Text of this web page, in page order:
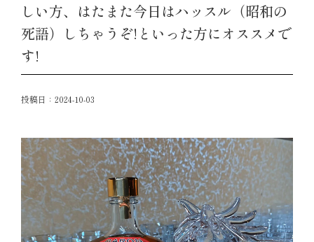
しい方、はたまた今日はハッスル（昭和の
死語）しちゃうぞ!といった方にオススメで
す!
投稿日： 2024-10-03